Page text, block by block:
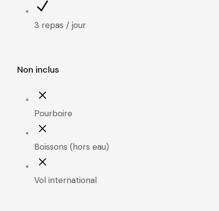
3 repas / jour
Non inclus
Pourboire
Boissons (hors eau)
Vol international